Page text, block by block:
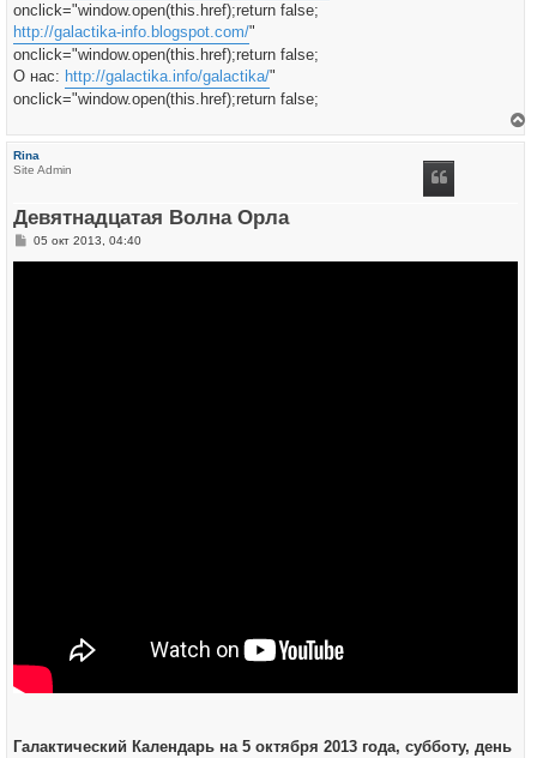
onclick="window.open(this.href);return false;
http://galactika-info.blogspot.com/"
onclick="window.open(this.href);return false;
О нас: http://galactika.info/galactika/"
onclick="window.open(this.href);return false;
Rina
Site Admin
Девятнадцатая Волна Орла
С05 окт 2013, 04:40
Галактический Календарь на 5 октября 2013 года, субботу, день